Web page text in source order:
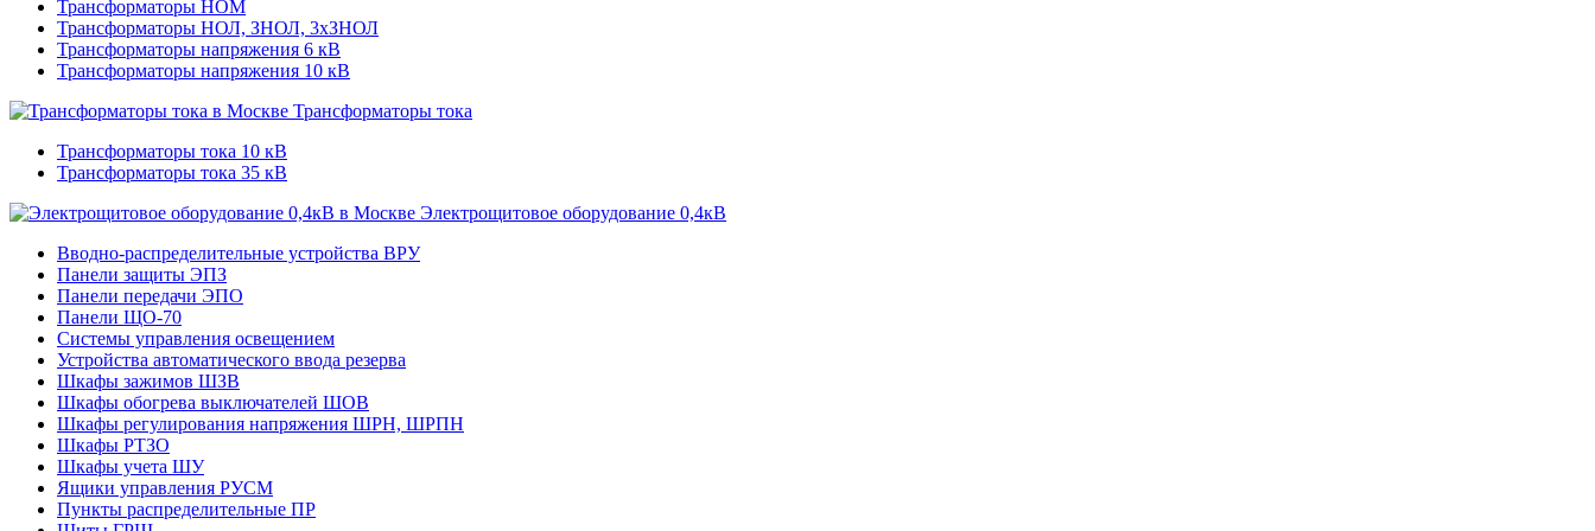
Трансформаторы НОМ
Трансформаторы НОЛ, ЗНОЛ, 3хЗНОЛ
Трансформаторы напряжения 6 кВ
Трансформаторы напряжения 10 кВ
Трансформаторы тока
Трансформаторы тока 10 кВ
Трансформаторы тока 35 кВ
Электрощитовое оборудование 0,4кВ
Вводно-распределительные устройства ВРУ
Панели защиты ЭПЗ
Панели передачи ЭПО
Панели ЩО-70
Системы управления освещением
Устройства автоматического ввода резерва
Шкафы зажимов ШЗВ
Шкафы обогрева выключателей ШОВ
Шкафы регулирования напряжения ШРН, ШРПН
Шкафы РТЗО
Шкафы учета ШУ
Ящики управления РУСМ
Пункты распределительные ПР